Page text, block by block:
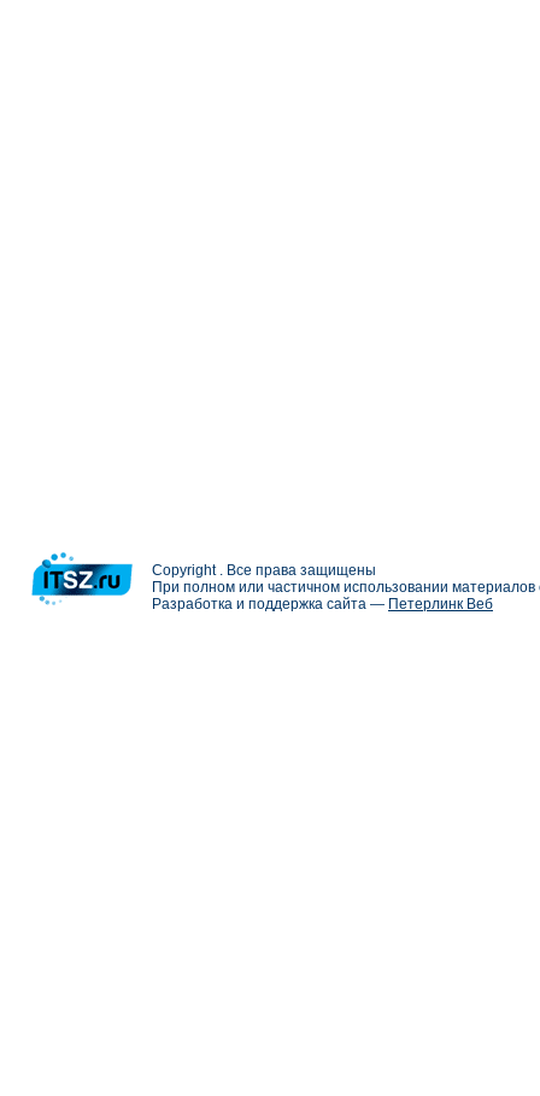
Copyright . Все права защищены
При полном или частичном использовании
Разработка и поддержка сайта — Петерлинк Веб